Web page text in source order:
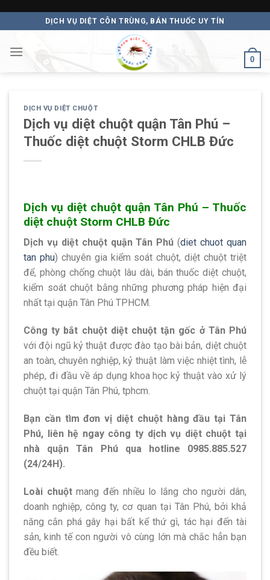
to
content
DỊCH VỤ DIỆT CÔN TRÙNG, BÁN THUỐC UY TÍN
0
DỊCH VỤ DIỆT CHUỘT
Dịch vụ diệt chuột quận Tân Phú –
Thuốc diệt chuột Storm CHLB Đức
Dịch vụ diệt chuột quận Tân Phú – Thuốc
diệt chuột Storm CHLB Đức
Dịch vụ diệt chuột quận Tân Phú(diet chuot quan
tan phu) chuyên gia kiểm soát chuột, diệt chuột triệt
để, phòng chống chuột lâu dài, bán thuốc diệt chuột,
kiểm soát chuột bằng những phương pháp hiện đại
nhất tại quận Tân Phú TPHCM.
Công ty bắt chuột diệt chuột tận gốc ở Tân Phú
với đội ngũ kỷ thuật được đào tạo bài bản, diệt chuột
an toàn, chuyên nghiệp, kỷ thuật làm việc nhiệt tình, lễ
phép, đi đầu về áp dụng khoa học kỷ thuật vào xử lý
chuột tại quận Tân Phú, tphcm.
Bạn cần tìm đơn vị diệt chuột hàng đầu tại Tân
Phú, liên hệ ngay công ty dịch vụ diệt chuột tại
nhà quận Tân Phú qua hotline 0985.885.527
(24/24H).
Loài chuộtmang đến nhiều lo lắng cho người dân,
doanh nghiệp, công ty, cơ quan tại Tân Phú, bởi khả
năng cắn phá gây hại bất kể thứ gì, tác hại đến tài
sản, kinh tế con người vô cùng lớn mà chắc hẳn bạn
đều biết.